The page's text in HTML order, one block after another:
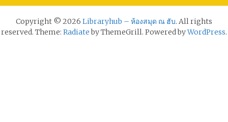
Copyright © 2026 Libraryhub – ห้องสมุด ณ ฮับ. All rights
reserved. Theme: Radiateby ThemeGrill. Powered byWordPress.